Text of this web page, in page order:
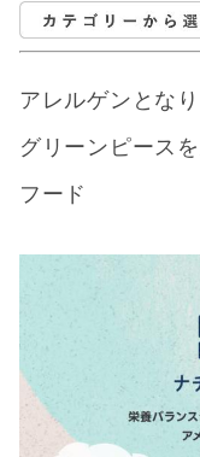
アレルゲンとな
グリーンピース
フード